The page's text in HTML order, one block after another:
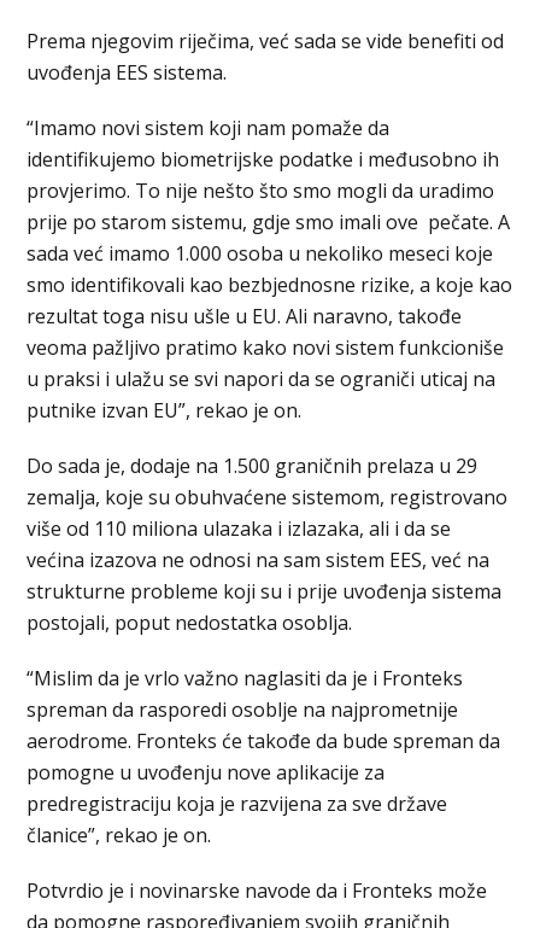
Prema njegovim riječima, već sada se vide benefiti od
uvođenja EES sistema.
“Imamo novi sistem koji nam pomaže da
identifikujemo biometrijske podatke i međusobno ih
provjerimo. To nije nešto što smo mogli da uradimo
prije po starom sistemu, gdje smo imali ove pečate. A
sada već imamo 1.000 osoba u nekoliko meseci koje
smo identifikovali kao bezbjednosne rizike, a koje kao
rezultat toga nisu ušle u EU. Ali naravno, takođe
veoma pažljivo pratimo kako novi sistem funkcioniše
u praksi i ulažu se svi napori da se ograniči uticaj na
putnike izvan EU”, rekao je on.
Do sada je, dodaje na 1.500 graničnih prelaza u 29
zemalja, koje su obuhvaćene sistemom, registrovano
više od 110 miliona ulazaka i izlazaka, ali i da se
većina izazova ne odnosi na sam sistem EES, već na
strukturne probleme koji su i prije uvođenja sistema
postojali, poput nedostatka osoblja.
“Mislim da je vrlo važno naglasiti da je i Fronteks
spreman da rasporedi osoblje na najprometnije
aerodrome. Fronteks će takođe da bude spreman da
pomogne u uvođenju nove aplikacije za
predregistraciju koja je razvijena za sve države
članice”, rekao je on.
Potvrdio je i novinarske navode da i Fronteks može
da pomogne raspoređivanjem svojih graničnih